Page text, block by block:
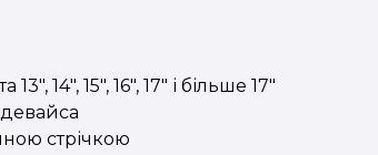
14", 15", 16", 17" і більше 17"
стрічкою